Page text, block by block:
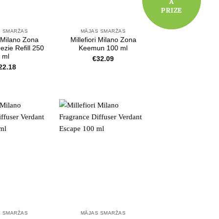
SMARŽAS
Zona
Refill 250
ml
MĀJAS SMARŽAS
Millefiori Milano Zona
Keemun 100 ml
€32.09
SMARŽAS MĀJAS SMARŽAS
PRIZE
PRIZE